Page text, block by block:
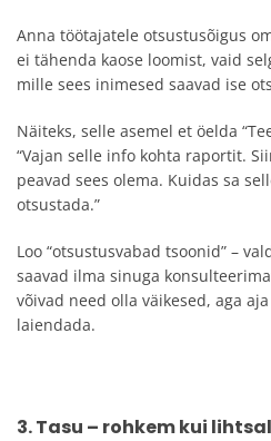
Anna töötajatele otsustusõigus
ei tähenda kaose loomist, vaid
mille sees inimesed saavad ise
Näiteks, selle asemel et öelda
“Vajan selle info kohta raportit.
peavad sees olema. Kuidas sa
otsustada.”
Loo “otsustusvabad tsoonid” –
saavad ilma sinuga
võivad need olla väikesed, aga
laiendada.
3. Tasu – rohkem kui